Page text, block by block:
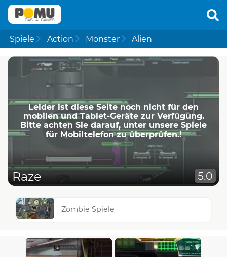
Spiele Action Monster Alien
Leider ist diese Seite noch nicht für den
mobilen und Tablet-Geräte zur Verfügung.
Bitte achten Sie darauf, unter unsere Spiele
für Mobiltelefon zu überprüfen.!
Raze 5.0
Zombie Spiele